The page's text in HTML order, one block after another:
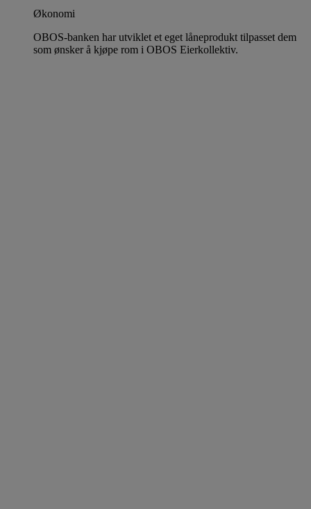
Økonomi
OBOS-banken har utviklet et eget låneprodukt tilpasset dem
som ønsker å kjøpe rom i OBOS Eierkollektiv.